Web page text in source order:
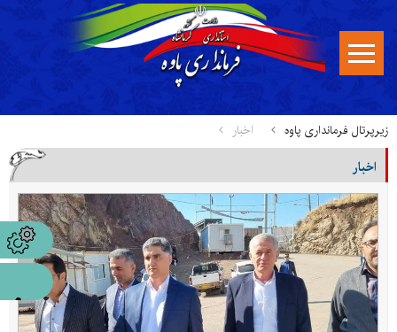
زیرپرتال فرمانداری پاوه اخبار
اخبار